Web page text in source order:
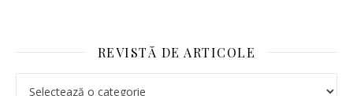
REVISTĂ DE ARTICOLE